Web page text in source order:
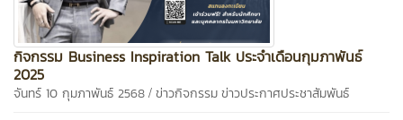
กิจกรรม Business Inspiration Talk ประจำเดือนกุมภาพันธ์
2025
จันทร์ 10 กุมภาพันธ์ 2568 / ข่าวกิจกรรมข่าวประกาศประชาสัมพันธ์